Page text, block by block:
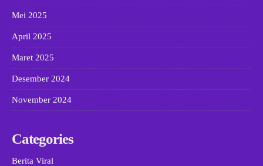
Mei 2025
April 2025
Maret 2025
Desember 2024
November 2024
Categories
Berita Viral